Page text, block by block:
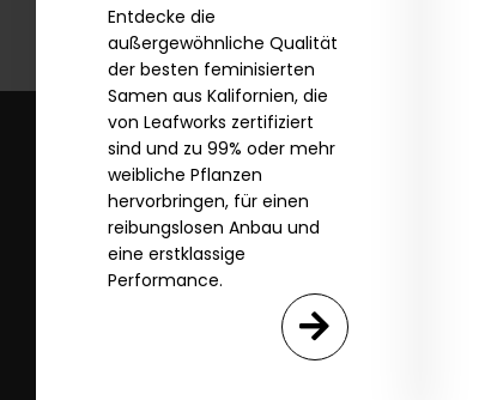
Entdecke die
außergewöhnliche Qualität
der besten feminisierten
Samen aus Kalifornien, die
von Leafworks zertifiziert
sind und zu 99% oder mehr
weibliche Pflanzen
hervorbringen, für einen
reibungslosen Anbau und
eine erstklassige
Performance.